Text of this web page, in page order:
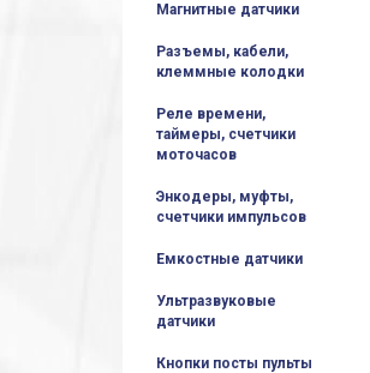
Магнитные датчики
Разъемы, кабели,
клеммные колодки
Реле времени,
таймеры, счетчики
моточасов
Энкодеры, муфты,
счетчики импульсов
Емкостные датчики
Ультразвуковые
датчики
Кнопки посты пульты